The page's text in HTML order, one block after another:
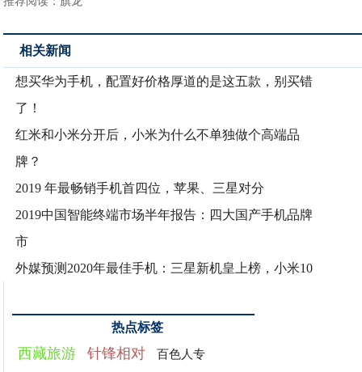
相关新闻
想买华为手机，配置好价格厚道的是这五款，别买错
了！
红米和小米分开后，小米为什么不单独做个高端品
牌？
2019 年最畅销手机首四位，苹果、三星对分
2019中国智能终端市场半年报告：四大国产手机品牌
市
外媒预测2020年最佳手机：三星新机皇上榜，小米10
热点标签
西藏旅游 针锋相对 百色人专